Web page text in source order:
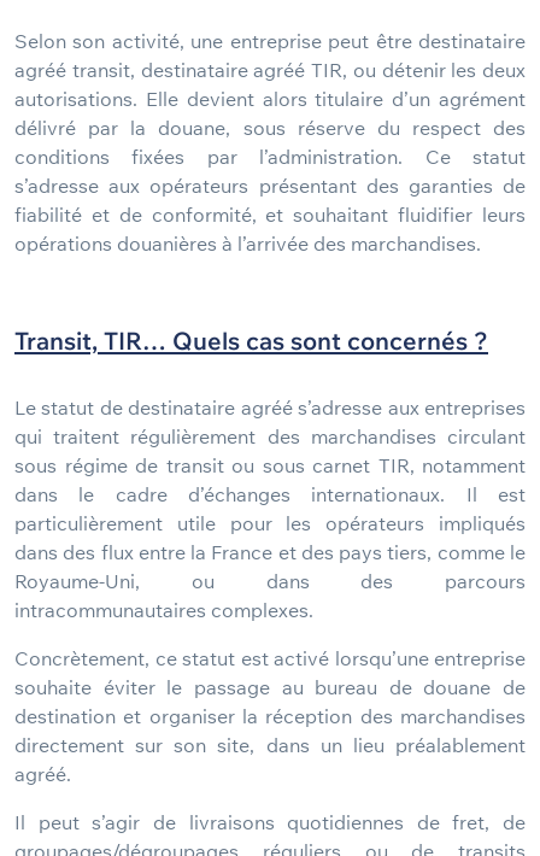
Selon son activité, une entreprise peut être destinataire
agréé transit, destinataire agréé TIR, ou détenir les deux
autorisations. Elle devient alors titulaire d’un agrément
délivré par la douane, sous réserve du respect des
conditions fixées par l’administration. Ce statut
s’adresse aux opérateurs présentant des garanties de
fiabilité et de conformité, et souhaitant fluidifier leurs
opérations douanières à l’arrivée des marchandises.
Transit, TIR… Quels cas sont concernés ?
Le statut de destinataire agréé s’adresse aux entreprises
qui traitent régulièrement des marchandises circulant
sous régime de transit ou sous carnet TIR, notamment
dans le cadre d’échanges internationaux. Il est
particulièrement utile pour les opérateurs impliqués
dans des flux entre la France et des pays tiers, comme le
Royaume-Uni, ou dans des parcours
intracommunautaires complexes.
Concrètement, ce statut est activé lorsqu’une entreprise
souhaite éviter le passage au bureau de douane de
destination et organiser la réception des marchandises
directement sur son site, dans un lieu préalablement
agréé.
Il peut s’agir de livraisons quotidiennes de fret, de
groupages/dégroupages réguliers ou de transits